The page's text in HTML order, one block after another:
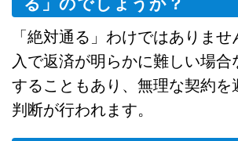
る」のでしょうか？
「絶対通る」わけではありませ
入で返済が明らかに難しい場合
することもあり、無理な契約を
判断が行われます。